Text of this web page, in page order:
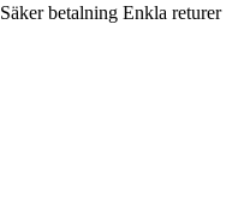
Säker betalning Enkla returer